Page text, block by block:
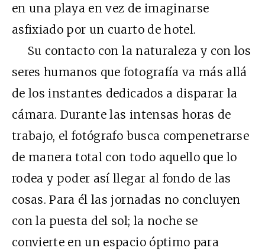
en una playa en vez de imaginarse
asfixiado por un cuarto de hotel.
Su contacto con la naturaleza y con los
seres humanos que fotografía va más allá
de los instantes dedicados a disparar la
cámara. Durante las intensas horas de
trabajo, el fotógrafo busca compenetrarse
de manera total con todo aquello que lo
rodea y poder así llegar al fondo de las
cosas. Para él las jornadas no concluyen
con la puesta del sol; la noche se
convierte en un espacio óptimo para